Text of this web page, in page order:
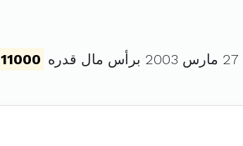
11000 د.ت